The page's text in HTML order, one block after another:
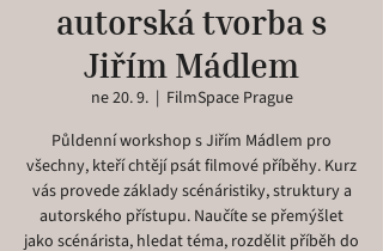
autorská tvorba s
Jiřím Mádlem
ne 20. 9.
  |
FilmSpace Prague
Půldenní workshop s Jiřím Mádlem pro
všechny, kteří chtějí psát filmové příběhy. Kurz
vás provede základy scénáristiky, struktury a
autorského přístupu. Naučíte se přemýšlet
jako scénárista, hledat téma, rozdělit příběh do